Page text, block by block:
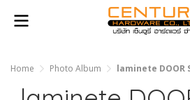
Home Photo Album laminete DOOR